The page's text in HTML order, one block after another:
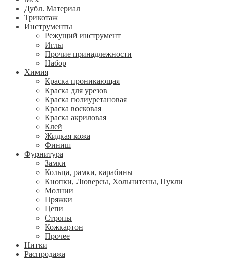
Дубл. Материал
Трикотаж
Инструменты
Режущий инструмент
Иглы
Прочие принадлежности
Набор
Химия
Краска проникающая
Краска для урезов
Краска полиуретановая
Краска восковая
Краска акриловая
Клей
Жидкая кожа
Финиш
Фурнитура
Замки
Кольца, рамки, карабины
Кнопки, Люверсы, Хольнитены, Пукли
Молнии
Пряжки
Цепи
Стропы
Кожкартон
Прочее
Нитки
Распродажа